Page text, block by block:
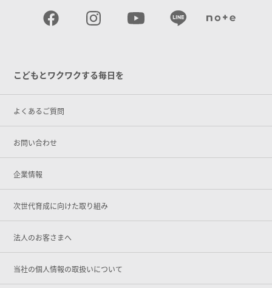
こどもとワクワクする毎日を
よくあるご質問
お問い合わせ
企業情報
次世代育成に向けた取り組み
法人のお客さまへ
当社の個人情報の取扱いについて